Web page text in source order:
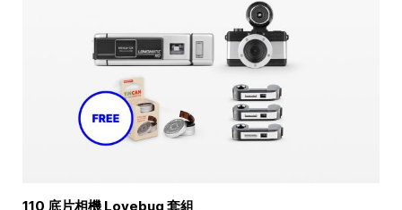
110 底片相機 Lovebug 套組